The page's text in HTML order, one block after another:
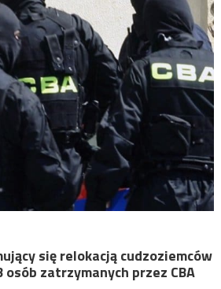
się relokacją cudzoziemców
zatrzymanych przez CBA